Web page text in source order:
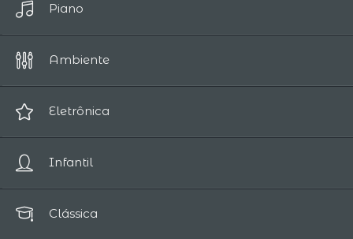
Comédia
Fantasia
Suspense
Piano
Ambiente
Eletrônica
Infantil
Clássica